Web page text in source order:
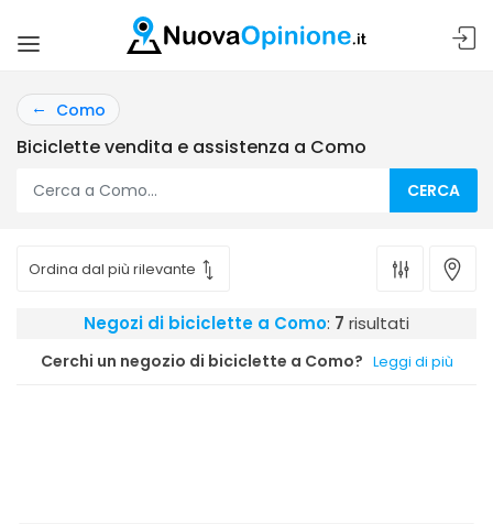
Como
Biciclette vendita e assistenza a Como
CERCA
Negozi di biciclette a Como: 7 risultati
Cerchi un negozio di biciclette a Como? Leggi di più